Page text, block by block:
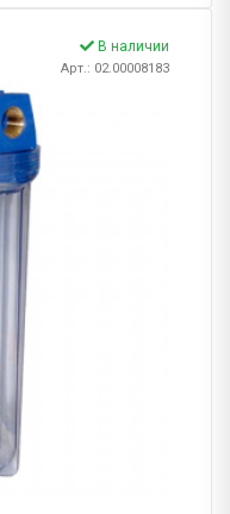
В наличии
Арт.: 02.00008183